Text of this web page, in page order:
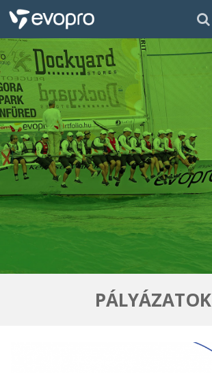
RÓLUNK
SZOLGÁLTATÁSOK
TERMÉKEK
REFERENCIÁK
KARRIER
PÁLYÁZATOK